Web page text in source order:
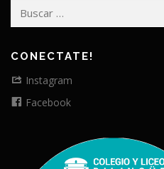
CONECTATE!
Instagram
Facebook